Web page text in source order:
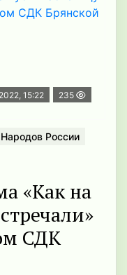
15:22 235
России
«Как на
СДК